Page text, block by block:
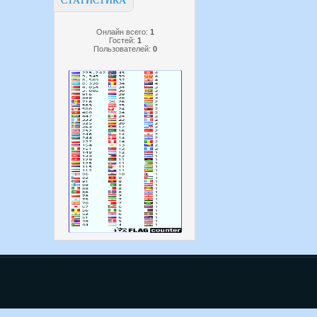
Онлайн всего: 1
Гостей: 1
Пользователей: 0